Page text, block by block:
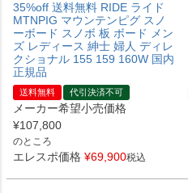
35%off 送料無料 RIDE ライド
MTNPIG マウンテンピグ スノ
ーボード スノボ 板 ボード メン
ズ レディース 紳士 婦人 ディレ
クショナル 155 159 160W 国内
正規品
送料無料 代引決済不可
メーカー希望小売価格
¥107,800
のところ
エレスポ価格 ¥69,900税込